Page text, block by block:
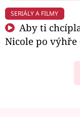
SERIÁLY A FILMY
Aby ti
Nicole po